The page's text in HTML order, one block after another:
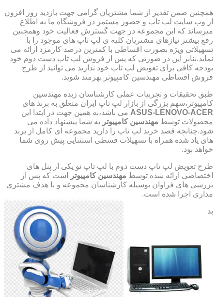
همچنین ضمن تقدیر از شما مشتریان گرامی جهت بازدید روز افزون
از وب سایت لپ تاپ و حضور مستمر در فروشگاه ما به اطلاع
میرساند که این مجموعه در جهت گسترش فعالیت خود وهمچنین
رفع بیشتر نیازهای مشتریان کلیه ی لپ تاپ های موجود را با
تسهیلاتی ویژه بصورت اقساطی با کمترین درصد کارمزد ارائه می
نماید.بنابر این در صورتی که پس از فروش لپ تاپ دست دوم خود
بودجه کافی برای تعویض لپ تاپ خود ندارید می توانید از طرح
فروش اقساطی مهندسین کامپیوتر بهرمند شوید.
طبق تحقیقات و تجربیات عملی کارشناسان زبده مهندسین
کامپیوتر،سهم بزرگی از بازار لپ تاپ ایران متعلق به برند های
ASUS-LENOVO-ACER می باشد،به همین جهت در ابتدا این
محصولات توسط مهندسین کامپیوتر به شما پیشنهاد داده می
شود.چنانچه قصد خرید لپ تاپ را دارید مجموعه ای کامل از برند
های یاد شده همراه با تسهیلات قسطی استثنایی پیش روی شما
خواهد بود.
طرح تعویض لپ تاپ دست دوم با لپ تاپ نو یکی از پنل های
اختصاصی ارائه شده توسط مهندسین کامپیوتر
است که پس از
بررسی های فراوان بوسیله کارشناسان مجموعه و با هدف مشتری
مداری اجرا شده است.
بد